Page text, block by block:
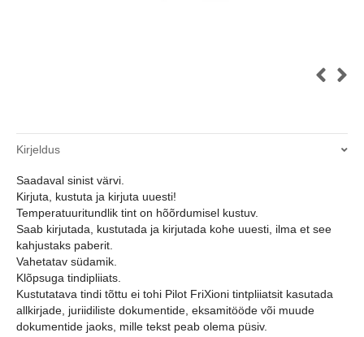
Kirjeldus
Saadaval sinist värvi.
Kirjuta, kustuta ja kirjuta uuesti!
Temperatuuritundlik tint on hõõrdumisel kustuv.
Saab kirjutada, kustutada ja kirjutada kohe uuesti, ilma et see
kahjustaks paberit.
Vahetatav südamik.
Klõpsuga tindipliiats.
Kustutatava tindi tõttu ei tohi Pilot FriXioni tintpliiatsit kasutada
allkirjade, juriidiliste dokumentide, eksamitööde või muude
dokumentide jaoks, mille tekst peab olema püsiv.